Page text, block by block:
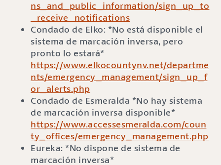
ns_and_public_information/sign_up_to
_receive_notifications
Condado de Elko: *No está disponible el
sistema de marcación inversa, pero
pronto lo estará*
https://www.elkocountynv.net/departme
nts/emergency_management/sign_up_f
or_alerts.php
Condado de Esmeralda *No hay sistema
de marcación inversa disponible*
https://www.accessesmeralda.com/coun
ty_offices/emergency_management.php
Eureka: *No dispone de sistema de
marcación inversa*